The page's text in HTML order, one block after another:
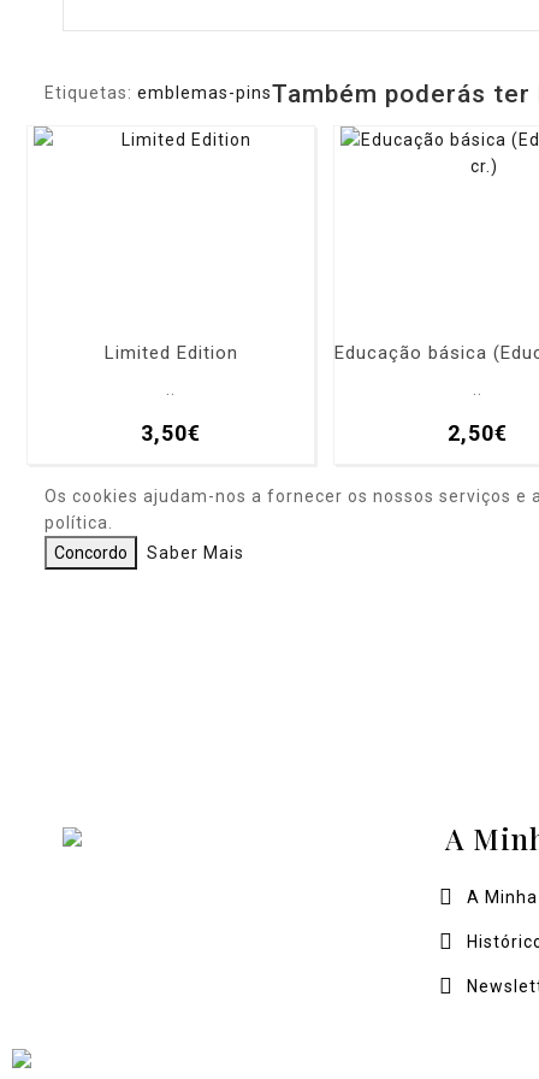
Etiquetas: emblemas-pinsTambém poderás
Limited Edition
3,50€ 2,50€
Os cookies ajudam-nos a fornecer os nossos serviços
política.
Concordo
Saber Mais
A
A